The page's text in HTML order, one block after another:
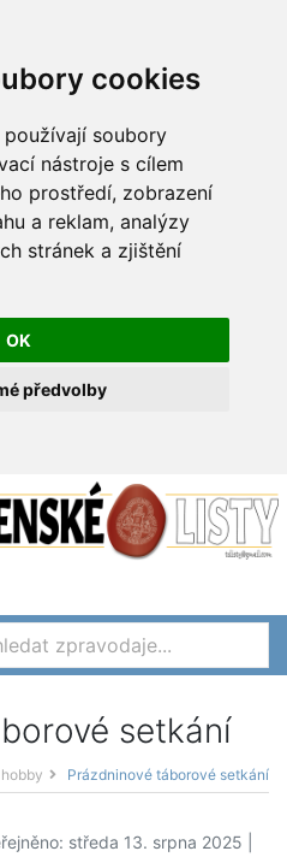
cookies
soubory
nástroje s cílem
prostředí, zobrazení
a reklam, analýzy
stránek a zjištění
OK
předvolby
setkání
Prázdninové táborové setkání
středa 13. srpna 2025 |